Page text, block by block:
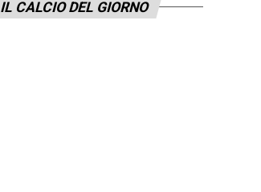
IL CALCIO DEL GIORNO